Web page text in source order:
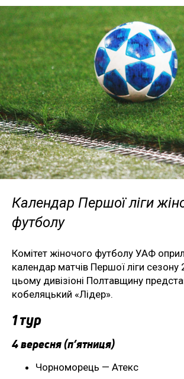
Календар Першої ліги
футболу
Комітет жіночого футболу УАФ
календар матчів Першої ліги
цьому дивізіоні Полтавщину
кобеляцький «Лідер».
1 тур
4 вересня (п’ятниця)
Чорноморець — Атекс